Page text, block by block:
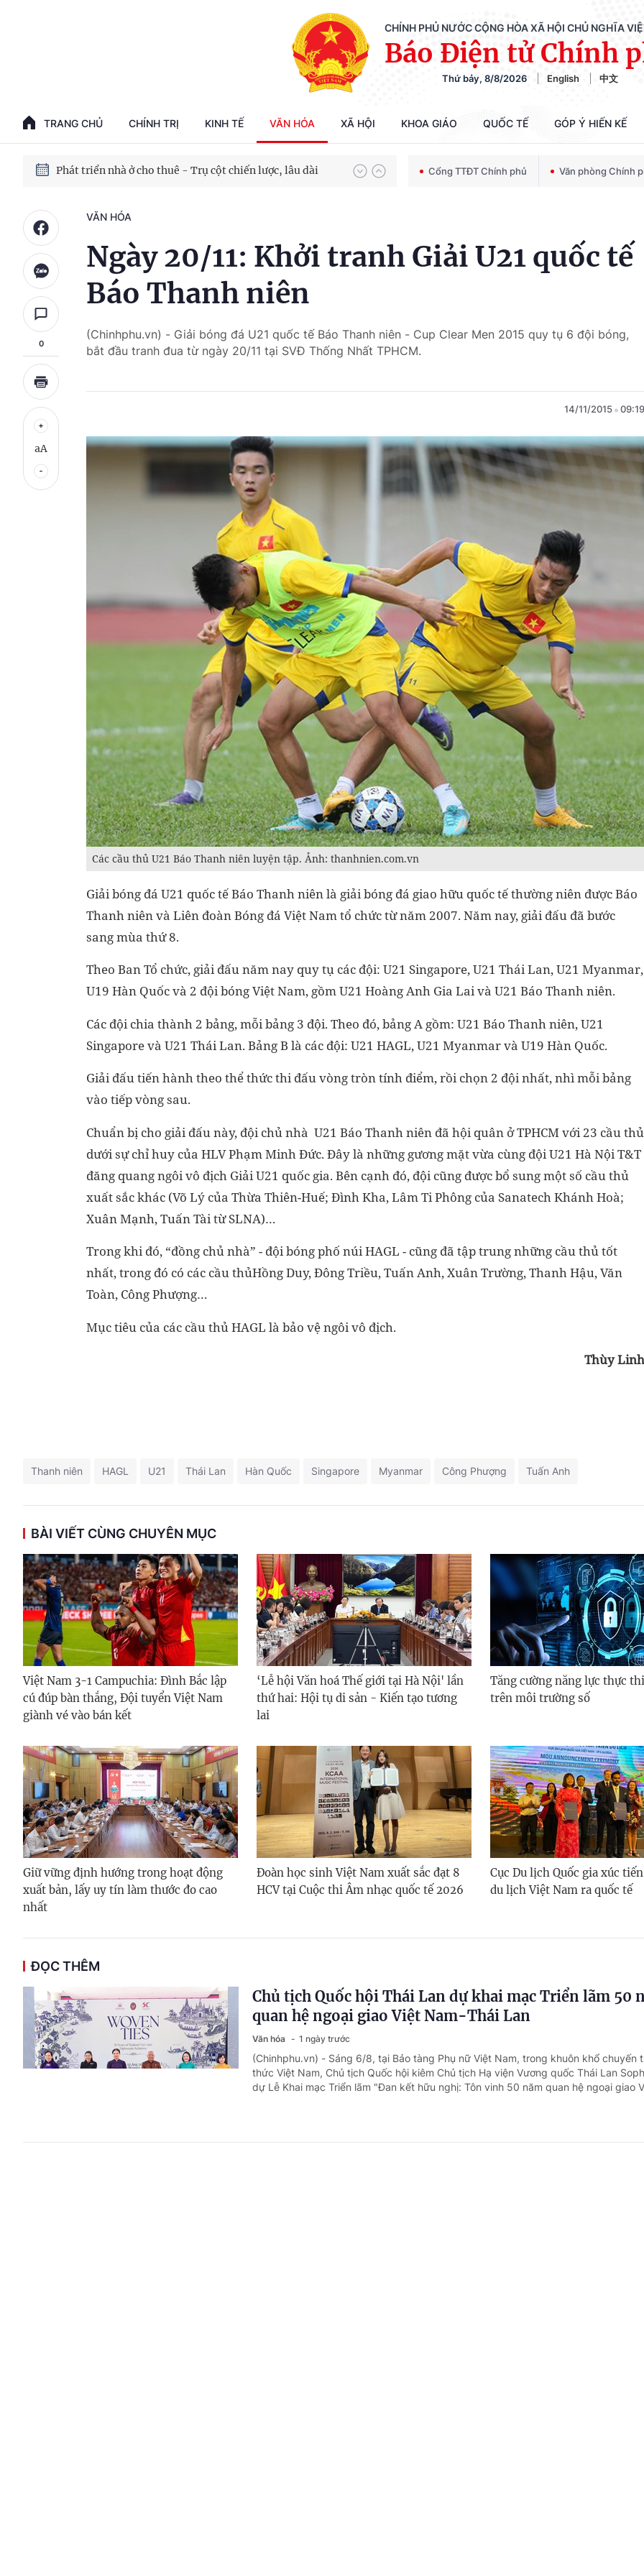
CHÍNH PHỦ NƯỚC CỘNG HÒA XÃ HỘI CHỦ NGHĨA
Báo Điện tử Chính
Thứ bảy, 8/8/2026 English 中文
TRANG CHỦ CHÍNH TRỊ KINH TẾ VĂN HÓA XÃ HỘI KHOA GIÁO QUỐC TẾ GÓP Ý HIẾN KẾ
Phát triển kinh tế nhà nước trong kỷ nguyên mới
Chiến dịch 500 ngày đêm tìm kiếm, quy tập và xác định danh tính hài cốt liệt sĩ
Bảo vệ nền tảng tư tưởng của Đảng trong kỷ nguyên phát triển mới
Phát triển nhà ở cho thuê - Trụ cột chiến lược, lâu dài Cổng TTĐT Chính phủ Văn phòng Chính
0
aA
VĂN HÓA
Ngày 20/11: Khởi tranh Giải U21 quốc tế
Báo Thanh niên
(Chinhphu.vn) - Giải bóng đá U21 quốc tế Báo Thanh niên - Cup Clear Men 2015 quy tụ 6 đội bóng,
bắt đầu tranh đua từ ngày 20/11 tại SVĐ Thống Nhất TPHCM.
14/11/2015 09:19
Các cầu thủ U21 Báo Thanh niên luyện tập. Ảnh: thanhnien.com.vn
Giải bóng đá U21 quốc tế Báo Thanh niên là giải bóng đá giao hữu quốc tế thường niên được Báo
Thanh niên và Liên đoàn Bóng đá Việt Nam tổ chức từ năm 2007. Năm nay, giải đấu đã bước
sang mùa thứ 8.
Theo Ban Tổ chức, giải đấu năm nay quy tụ các đội: U21 Singapore, U21 Thái Lan, U21 Myanmar,
U19 Hàn Quốc và 2 đội bóng Việt Nam, gồm U21 Hoàng Anh Gia Lai và U21 Báo Thanh niên.
Các đội chia thành 2 bảng, mỗi bảng 3 đội. Theo đó, bảng A gồm: U21 Báo Thanh niên, U21
Singapore và U21 Thái Lan. Bảng B là các đội: U21 HAGL, U21 Myanmar và U19 Hàn Quốc.
Giải đấu tiến hành theo thể thức thi đấu vòng tròn tính điểm, rồi chọn 2 đội nhất, nhì mỗi bảng
vào tiếp vòng sau.
Chuẩn bị cho giải đấu này, đội chủ nhà U21 Báo Thanh niên đã hội quân ở TPHCM với 23 cầu thủ
dưới sự chỉ huy của HLV Phạm Minh Đức. Đây là những gương mặt vừa cùng đội U21 Hà Nội T&T
đăng quang ngôi vô địch Giải U21 quốc gia. Bên cạnh đó, đội cũng được bổ sung một số cầu thủ
xuất sắc khác (Võ Lý của Thừa Thiên-Huế; Đình Kha, Lâm Ti Phông của Sanatech Khánh Hoà;
Xuân Mạnh, Tuấn Tài từ SLNA)…
Trong khi đó, “đồng chủ nhà” - đội bóng phố núi HAGL - cũng đã tập trung những cầu thủ tốt
nhất, trong đó có các cầu thủHồng Duy, Đông Triều, Tuấn Anh, Xuân Trường, Thanh Hậu, Văn
Toàn, Công Phượng…
Mục tiêu của các cầu thủ HAGL là bảo vệ ngôi vô địch.
Thùy Linh
Thanh niên HAGL U21 Thái Lan Hàn Quốc Singapore Myanmar Công Phượng Tuấn Anh
BÀI VIẾT CÙNG CHUYÊN MỤC
Việt Nam 3-1 Campuchia: Đình Bắc lập
cú đúp bàn thắng, Đội tuyển Việt Nam
giành vé vào bán kết
‘Lễ hội Văn hoá Thế giới tại Hà Nội' lần
thứ hai: Hội tụ di sản - Kiến tạo tương
lai
Tăng cường năng lực thực
trên môi trường số
Giữ vững định hướng trong hoạt động
xuất bản, lấy uy tín làm thước đo cao
nhất
Đoàn học sinh Việt Nam xuất sắc đạt 8
HCV tại Cuộc thi Âm nhạc quốc tế 2026
Cục Du lịch Quốc gia xúc
du lịch Việt Nam ra quốc tế
ĐỌC THÊM
Chủ tịch Quốc hội Thái Lan dự khai mạc Triển lãm 50
quan hệ ngoại giao Việt Nam-Thái Lan
Văn hóa 1 ngày trước
(Chinhphu.vn) - Sáng 6/8, tại Bảo tàng Phụ nữ Việt Nam, trong khuôn khổ chuyến
thức Việt Nam, Chủ tịch Quốc hội kiêm Chủ tịch Hạ viện Vương quốc Thái Lan
dự Lễ Khai mạc Triển lãm "Đan kết hữu nghị: Tôn vinh 50 năm quan hệ ngoại giao